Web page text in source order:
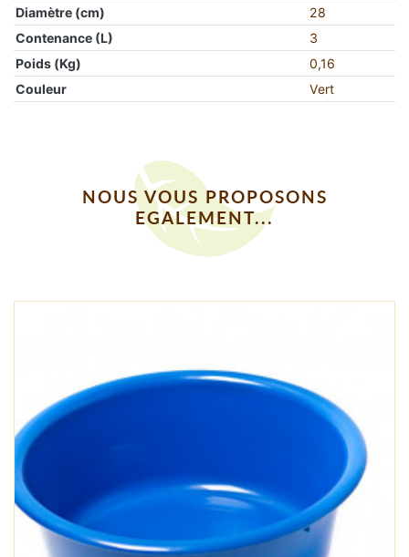
Diamètre (cm)
28
Contenance (L)
3
Poids (Kg)
0,16
Couleur
Vert
NOUS VOUS PROPOSONS
EGALEMENT...